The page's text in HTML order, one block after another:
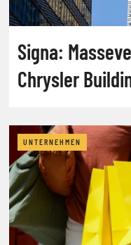
Signa:
Chrysler
UNTERNEHMEN